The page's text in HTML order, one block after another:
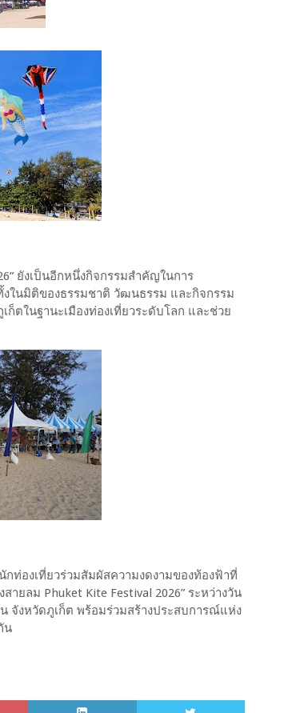
ยังเป็นอีกหนึ่งกิจกรรมสำคัญในการ
ในมิติของธรรมชาติ วัฒนธรรม และกิจกรรม
ตในฐานะเมืองท่องเที่ยวระดับโลก และช่วย
ท่องเที่ยวร่วมสัมผัสความงดงามของท้องฟ้าที่
ยลม Phuket Kite Festival 2026” ระหว่างวัน
จังหวัดภูเก็ต พร้อมร่วมสร้างประสบการณ์แห่ง
น